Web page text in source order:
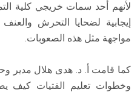
لأنهم أحد سمات خريجي كلية
إيجابية لضحايا التحرش
مواجهة مثل هذه الصعوبات.
كما قامت أ. د. هدى هلال مدير
وخطوات تعليم الفتيات كيف